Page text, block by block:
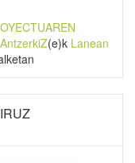
(e)k Lanean